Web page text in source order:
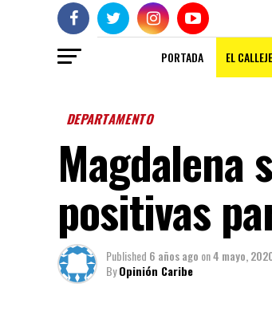
PORTADA EL
DEPARTAMENTO
Magdalena
positivas
Published 6 años ago on4 mayo,
ByOpinión Caribe